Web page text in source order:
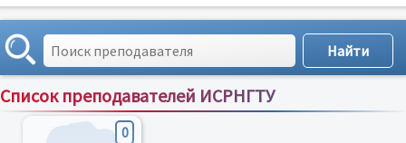
Список преподавателей ИСРНГТУ
Сортировка по:имени;рейтингу;отзывам
0